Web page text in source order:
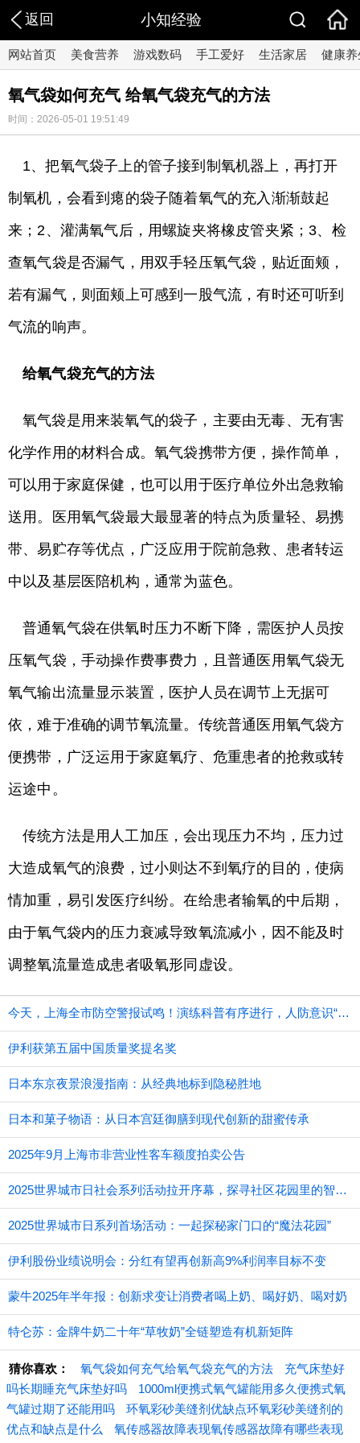
返回 小知经验
网站首页 美食营养 游戏数码 手工爱好 生活家居 健康养
氧气袋如何充气 给氧气袋充气的方法
时间：2026-05-01 19:51:49
1、把氧气袋子上的管子接到制氧机器上，再打开
制氧机，会看到瘪的袋子随着氧气的充入渐渐鼓起
来；2、灌满氧气后，用螺旋夹将橡皮管夹紧；3、检
查氧气袋是否漏气，用双手轻压氧气袋，贴近面颊，
若有漏气，则面颊上可感到一股气流，有时还可听到
气流的响声。
给氧气袋充气的方法
氧气袋是用来装氧气的袋子，主要由无毒、无有害
化学作用的材料合成。氧气袋携带方便，操作简单，
可以用于家庭保健，也可以用于医疗单位外出急救输
送用。医用氧气袋最大最显著的特点为质量轻、易携
带、易贮存等优点，广泛应用于院前急救、患者转运
中以及基层医陪机构，通常为蓝色。
普通氧气袋在供氧时压力不断下降，需医护人员按
压氧气袋，手动操作费事费力，且普通医用氧气袋无
氧气输出流量显示装置，医护人员在调节上无据可
依，难于准确的调节氧流量。传统普通医用氧气袋方
便携带，广泛运用于家庭氧疗、危重患者的抢救或转
运途中。
传统方法是用人工加压，会出现压力不均，压力过
大造成氧气的浪费，过小则达不到氧疗的目的，使病
情加重，易引发医疗纠纷。在给患者输氧的中后期，
由于氧气袋内的压力衰减导致氧流减小，因不能及时
调整氧流量造成患者吸氧形同虚设。
今天，上海全市防空警报试鸣！演练科普有序进行，人防意识“声入人心”
伊利获第五届中国质量奖提名奖
日本东京夜景浪漫指南：从经典地标到隐秘胜地
日本和菓子物语：从日本宫廷御膳到现代创新的甜蜜传承
2025年9月上海市非营业性客车额度拍卖公告
2025世界城市日社会系列活动拉开序幕，探寻社区花园里的智慧应用
2025世界城市日系列首场活动：一起探秘家门口的“魔法花园”
伊利股份业绩说明会：分红有望再创新高9%利润率目标不变
蒙牛2025年半年报：创新求变让消费者喝上奶、喝好奶、喝对奶
特仑苏：金牌牛奶二十年“草牧奶”全链塑造有机新矩阵
猜你喜欢： 氧气袋如何充气给氧气袋充气的方法
充气床垫好
吗长期睡充气床垫好吗
1000ml便携式氧气罐能用多久便携式氧
气罐过期了还能用吗
环氧彩砂美缝剂优缺点环氧彩砂美缝剂的
优点和缺点是什么
氧传感器故障表现氧传感器故障有哪些表现